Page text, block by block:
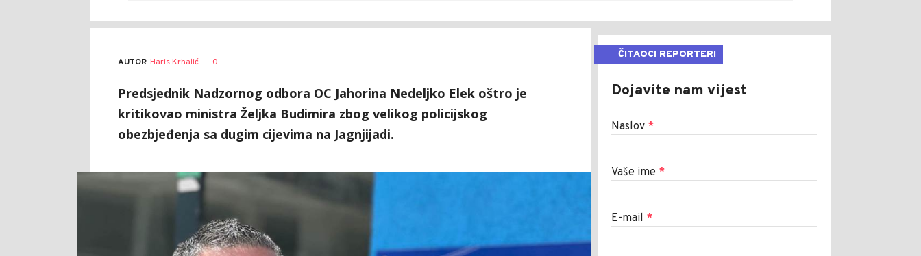
AUTOR Haris Krhalić 0
Predsjednik Nadzornog odbora OC Jahorina Nedeljko Elek oštro je
kritikovao ministra Željka Budimira zbog velikog policijskog
obezbjeđenja sa dugim cijevima na Jagnjijadi.
ČITAOCI REPORTERI
Dojavite nam vijest
Naslov *
Vaše ime *
E-mail *